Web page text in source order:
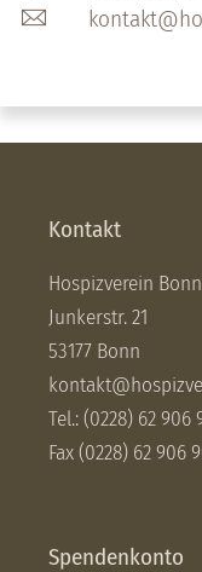
Kontakt
Hospizverein Bonn
Junkerstr. 21
53177 Bonn
Tel.: (0228) 62 906
Fax (0228) 62 906
Spendenkonto